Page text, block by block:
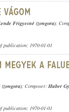
Frigyesné (zongora);
publication: 1970-01-01
; Composer: Huber
publication: 1970-01-01